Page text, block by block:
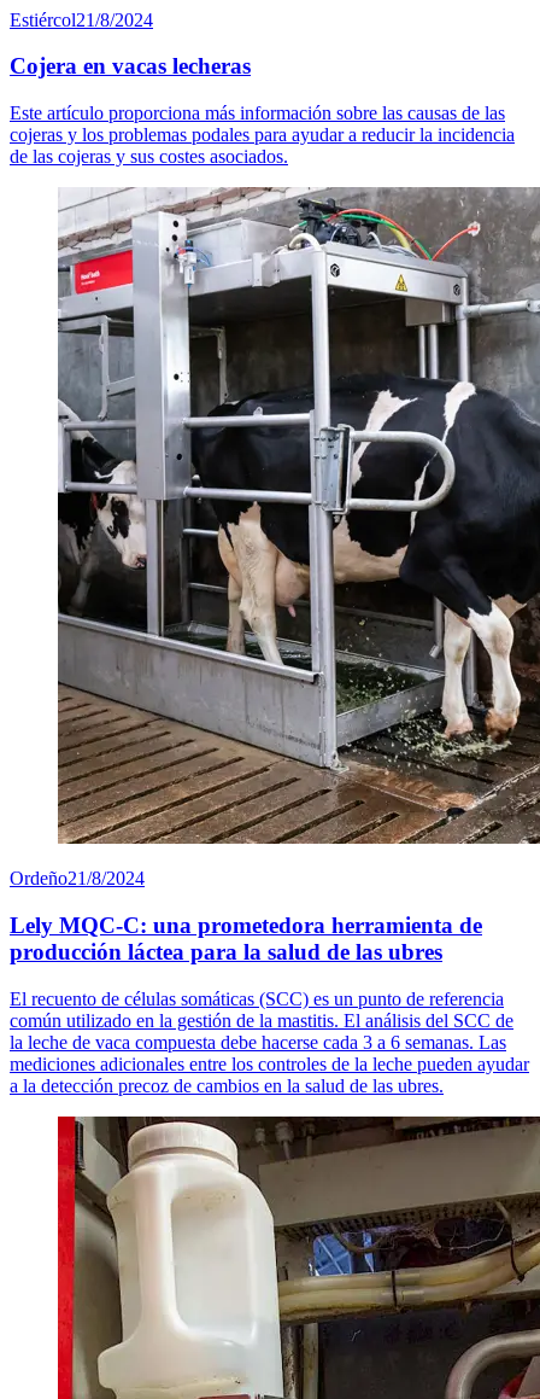
Estiércol21/8/2024
Cojera en vacas lecheras
Este artículo proporciona más información sobre las causas de las
cojeras y los problemas podales para ayudar a reducir la incidencia
de las cojeras y sus costes asociados.
Ordeño21/8/2024
Lely MQC-C: una prometedora herramienta de
producción láctea para la salud de las ubres
El recuento de células somáticas (SCC) es un punto de referencia
común utilizado en la gestión de la mastitis. El análisis del SCC de
la leche de vaca compuesta debe hacerse cada 3 a 6 semanas. Las
mediciones adicionales entre los controles de la leche pueden ayudar
a la detección precoz de cambios en la salud de las ubres.